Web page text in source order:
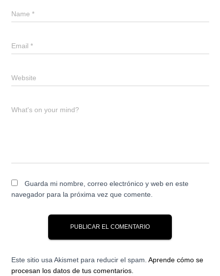
Name *
Email *
Website
What's on your mind?
Guarda mi nombre, correo electrónico y web en este
navegador para la próxima vez que comente.
Este sitio usa Akismet para reducir el spam. Aprende cómo se
procesan los datos de tus comentarios.